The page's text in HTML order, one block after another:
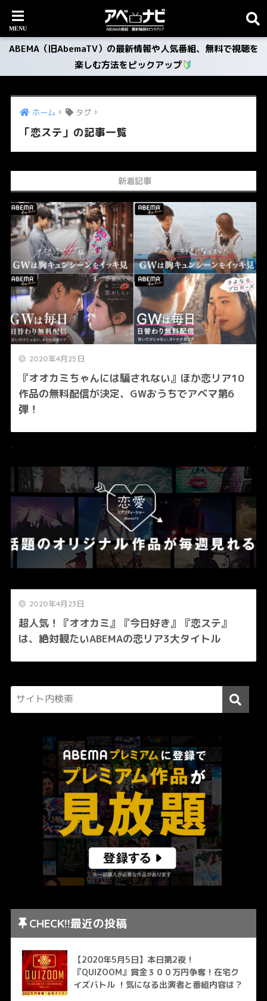
ABEMA（旧AbemaTV）の最新情報や人気番組、無料で視聴を
楽しむ方法をピックアップ
ホーム タグ
「恋ステ」の記事一覧
新着記事
2020年4月25日
『オオカミちゃんには騙されない』ほか恋リア10
作品の無料配信が決定、GWおうちでアベマ第6
弾！
2020年4月23日
超人気！『オオカミ』『今日好き』『恋ステ』
は、絶対観たいABEMAの恋リア3大タイトル
CHECK!!最近の投稿
【2020年5月5日】本日第2夜！
『QUIZOOM』賞金３００万円争奪！在宅ク
イズバトル ！気になる出演者と番組内容は？